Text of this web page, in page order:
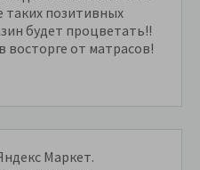
таких позитивных
будет процветать!!
восторге от матрасов!
Маркет.